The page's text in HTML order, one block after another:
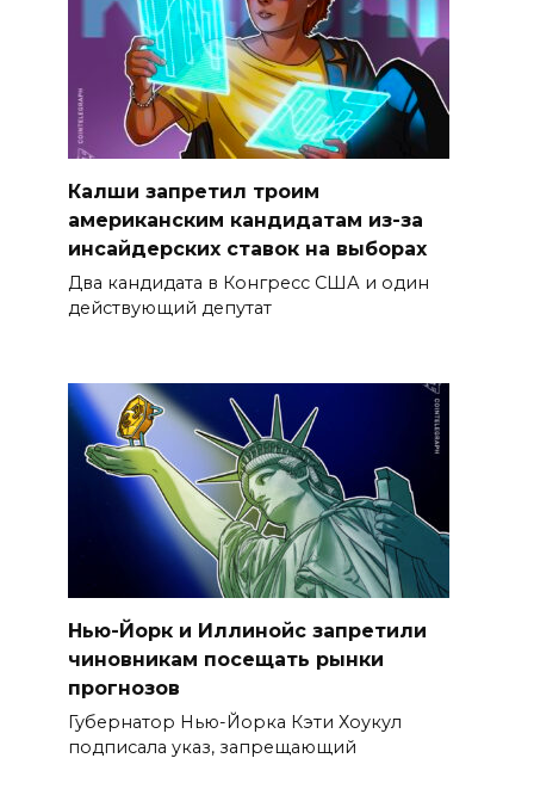
Калши запретил троим
американским кандидатам из-за
инсайдерских ставок на выборах
Два кандидата в Конгресс США и один
действующий депутат
Нью-Йорк и Иллинойс запретили
чиновникам посещать рынки
прогнозов
Губернатор Нью-Йорка Кэти Хоукул
подписала указ, запрещающий